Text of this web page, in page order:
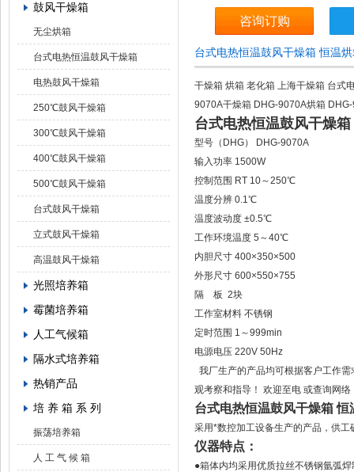
鼓风干燥箱
无尘烘箱
台式电热恒温鼓风干燥箱
电热鼓风干燥箱
250℃鼓风干燥箱
300℃鼓风干燥箱
400℃鼓风干燥箱
500℃鼓风干燥箱
台式鼓风干燥箱
立式鼓风干燥箱
高温鼓风干燥箱
光照培养箱
霉菌培养箱
人工气候箱
隔水式培养箱
热销产品
培 养 箱 系 列
振荡培养箱
人 工 气 候 箱
咨询订购
台式电热恒温鼓风干燥箱 恒温
干燥箱 烘箱 老化箱 上海干燥箱 台式
9070A干燥箱 DHG-9070A烘箱
台式电热恒温鼓风干燥
型号（DHG） DHG-9070A
输入功率 1500W
控制范围 RT 10～250℃
温度分辨 0.1℃
温度波动度 ±0.5℃
工作环境温度 5～40℃
内胆尺寸 400×350×500
外形尺寸 600×550×755
隔 板 2块
工作室材料 不锈钢
定时范围 1～999min
电源电压 220V 50Hz
我厂生产的产品均可根据客户工作
观考察和指导！ 欢迎至电 或查询网络
台式电热恒温鼓风干燥箱
采用*数控加工设备生产的产品，供
仪器特点：
●箱体内均采用优质拉丝不锈钢氩弧